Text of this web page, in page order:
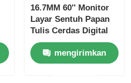
16.7MM 60'' Monitor
Layar Sentuh Papan
Tulis Cerdas Digital
20 Titik Sentuh
mengirimkan